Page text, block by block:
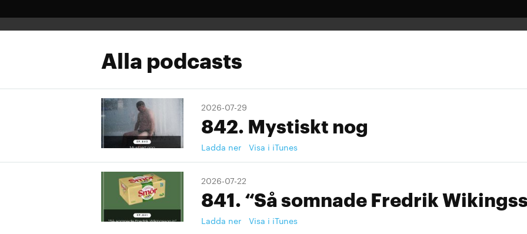
Alla podcasts
2026-07-29
842. Mystiskt nog
Ladda ner Visa i iTunes
2026-07-22
841. “Så somnade Fredrik
Ladda ner Visa i iTunes